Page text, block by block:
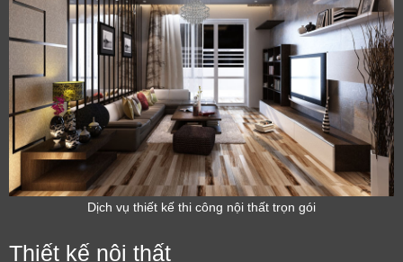
Dịch vụ thiết kế thi công nội thất trọn gói
Thiết kế nội thất